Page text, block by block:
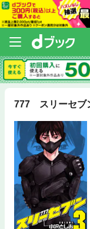
777 スリーセ